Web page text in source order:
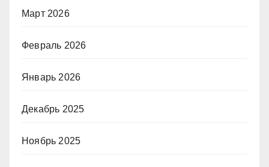
Март 2026
Февраль 2026
Январь 2026
Декабрь 2025
Ноябрь 2025